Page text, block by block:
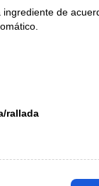
de
rallada